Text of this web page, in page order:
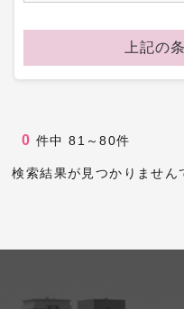
上記の
0 件中81～80件
検索結果が見つかりません